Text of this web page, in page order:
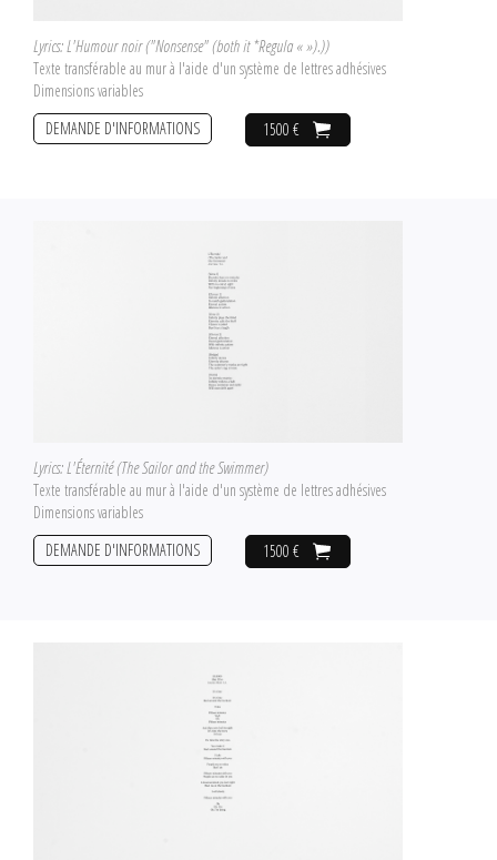
Lyrics: L'Humour noir ("Nonsense" (both it *Regula « »).))
Texte transférable au mur à l'aide d'un système de lettres adhésives
Dimensions variables
1500 €
DEMANDE D'INFORMATIONS
Lyrics: L'Éternité (The Sailor and the Swimmer)
Texte transférable au mur à l'aide d'un système de lettres adhésives
Dimensions variables
1500 €
DEMANDE D'INFORMATIONS